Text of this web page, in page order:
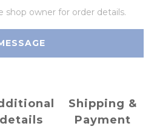
shop owner for order details.
details
Shipping &
Payment